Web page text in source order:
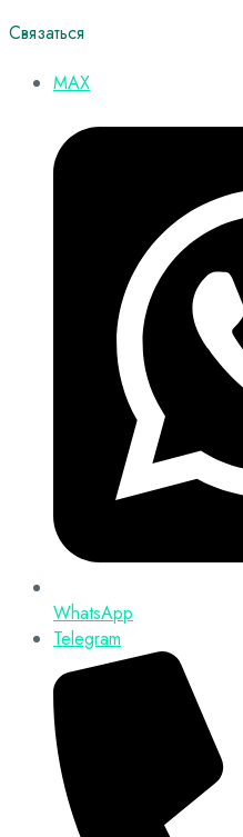
Связаться
MAX
WhatsApp
Telegram